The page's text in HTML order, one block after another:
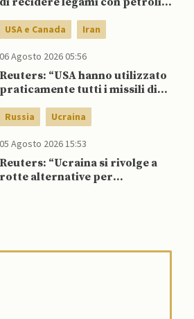
dipendenza da GNL russo
USA e Canada Iran
06 Agosto 2026 05:56
Reuters: “USA hanno utilizzato
praticamente tutti i missili di
Russia Ucraina
05 Agosto 2026 15:53
Reuters: “Ucraina si rivolge a
rotte alternative per